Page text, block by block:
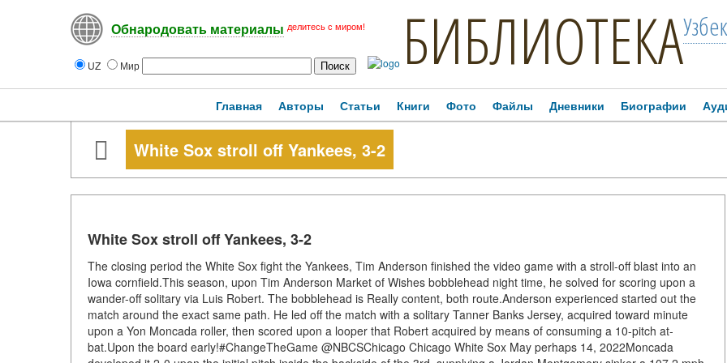
Обнародовать материалы делитесь с миром!
UZ Мир БИБЛИОТЕКА
Главная Авторы Статьи Книги Фото Файлы Дневники Биографии
White Sox stroll off Yankees, 3-2
White Sox stroll off Yankees, 3-2
The closing period the White Sox fight the Yankees, Tim Anderson finished the video game with a stroll-off blast into an
Iowa cornfield.This season, upon Tim Anderson Market of Wishes bobblehead night time, he solved for scoring upon a
wander-off solitary via Luis Robert. The bobblehead is Really content, both route.Anderson experienced started out the
match around the exact same path. He led off the match with a solitary Tanner Banks Jersey, acquired toward minute
upon a Yon Moncada roller, then scored upon a looper that Robert acquired by means of consuming a 10-pitch at-
bat.Upon the board early!#ChangeTheGame @NBCSChicago Chicago White Sox May perhaps 14, 2022Moncada